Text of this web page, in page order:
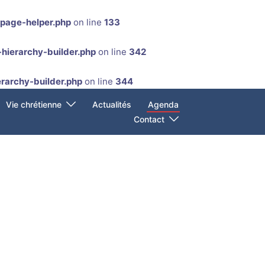
helper.php on line 133
builder.php on line 342
builder.php on line 344
Vie chrétienne Actualités
Agenda
Contact